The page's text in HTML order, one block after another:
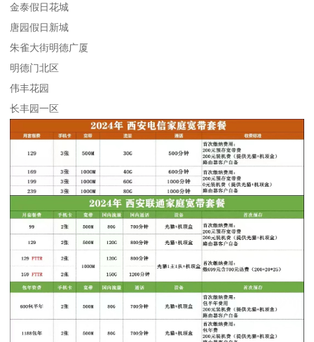
金泰假日花城
唐园假日新城
朱雀大街明德广厦
明德门北区
伟丰花园
长丰园一区